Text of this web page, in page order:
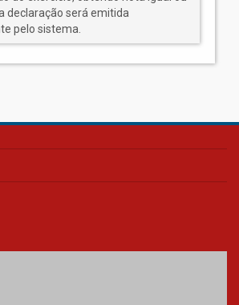
declaração será emitida
pelo sistema.